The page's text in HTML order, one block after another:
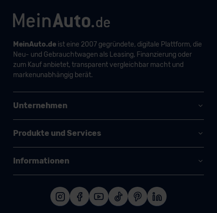
MeinAuto.deist eine 2007 gegründete, digitale Plattform, die
Neu- und Gebrauchtwagen als Leasing, Finanzierung oder
zum Kauf anbietet, transparent vergleichbar macht und
markenunabhängig berät.
Unternehmen
Produkte und Services
Informationen